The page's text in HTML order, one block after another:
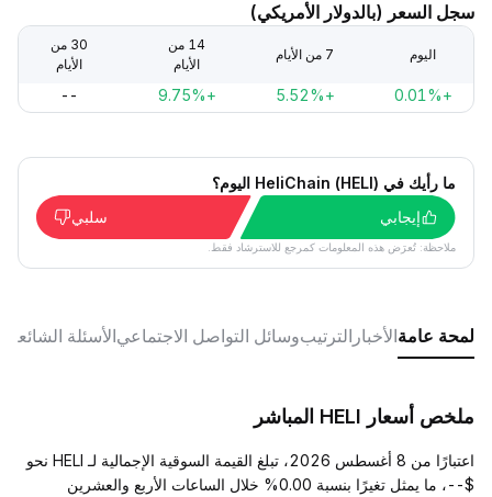
سجل السعر (بالدولار الأمريكي)
اليوم 7 من الأيام
14 من
الأيام
30 من
الأيام
+0.01%
+5.52%
+9.75%
--
ما رأيك في HeliChain (HELI) اليوم؟
إيجابي
سلبي
ملاحظة: تُعرَض هذه المعلومات كمرجع للاسترشاد فقط.
لمحة عامةالأخبار الترتيبوسائل التواصل الاجتماعيالأسئلة الشائعة
ملخص أسعار HELI المباشر
اعتبارًا من 8 أغسطس 2026، تبلغ القيمة السوقية الإجمالية لـ HELI نحو
$--، ما يمثل تغيرًا بنسبة 0.00% خلال الساعات الأربع والعشرين